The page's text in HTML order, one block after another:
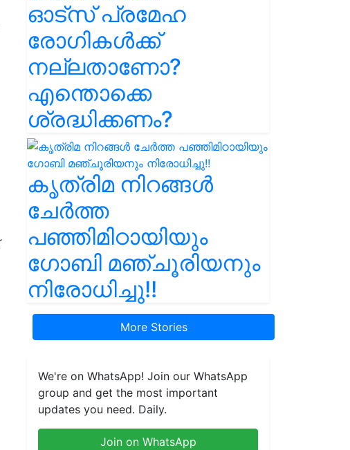
ഓട്സ് പ്രമേഹ
രോഗികൾക്ക്
നല്ലതാണോ?
എന്തൊക്കെ
ശ്രദ്ധിക്കണം?
കൃത്രിമ നിറങ്ങൾ
ചേർത്ത
പഞ്ഞിമിഠായിയും
ഗോബി മഞ്ചൂരിയനും
നിരോധിച്ചു!!
More Stories
We're on WhatsApp! Join our WhatsApp
group and get the most important
updates you need. Daily.
Join on WhatsApp